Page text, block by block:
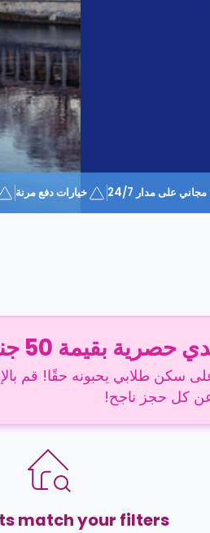
على مدار 24/7 خيارات دفع مرنة
50 جنيهًا إسترلينيًا
سكن طلابي يحبونه حقًا! قم
match your filters.